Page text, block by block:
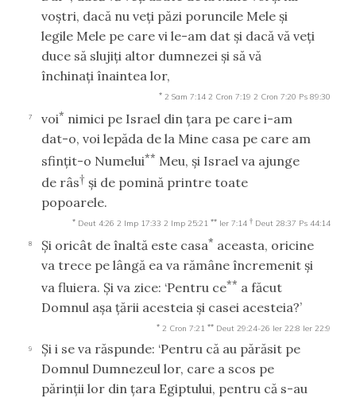
voştri, dacă nu veţi păzi poruncile Mele şi
legile Mele pe care vi le-am dat şi dacă vă veţi
duce să slujiţi altor dumnezei şi să vă
închinaţi înaintea lor,
* 2 Sam 7:14 2 Cron 7:19 2 Cron 7:20 Ps 89:30
7 voi* nimici pe Israel din ţara pe care i-am
dat-o, voi lepăda de la Mine casa pe care am
sfinţit-o Numelui** Meu, şi Israel va ajunge
de râs† şi de pomină printre toate
popoarele.
* Deut 4:26 2 Imp 17:33 2 Imp 25:21 ** Ier 7:14 † Deut 28:37 Ps 44:14
8 Şi oricât de înaltă este casa* aceasta, oricine
va trece pe lângă ea va rămâne încremenit şi
va fluiera. Şi va zice: ‘Pentru ce** a făcut
Domnul aşa ţării acesteia şi casei acesteia?’
* 2 Cron 7:21 ** Deut 29:24-26 Ier 22:8 Ier 22:9
9
Şi i se va răspunde: ‘Pentru că au părăsit pe
Domnul Dumnezeul lor, care a scos pe
părinţii lor din ţara Egiptului, pentru că s-au